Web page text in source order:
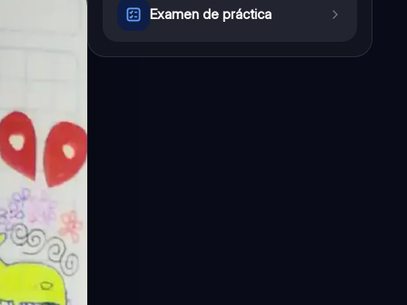
Examen de práctica